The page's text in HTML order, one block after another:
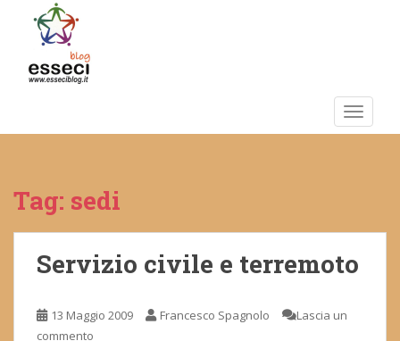
m
Tag: sedi
Servizio civile e terremoto
13 Maggio 2009 Francesco Spagnolo
Lascia un
commento